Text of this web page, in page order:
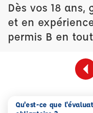
Dès vos 18
et en
permis B en
Qu'est-ce que